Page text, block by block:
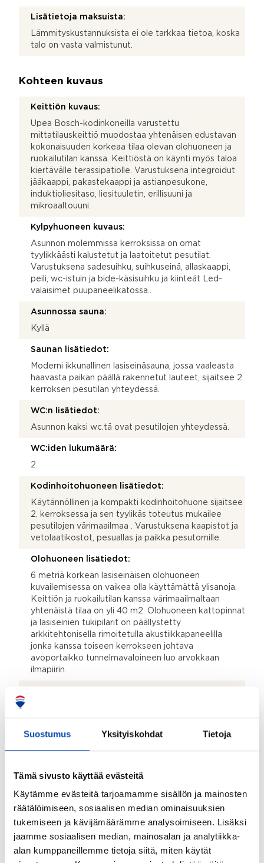
Suostumus Yksityiskohdat Tietoja
Tämä sivusto käyttää evästeitä
Käytämme evästeitä tarjoamamme sisällön ja mainosten
räätälöimiseen, sosiaalisen median ominaisuuksien
tukemiseen ja kävijämäärämme analysoimiseen. Lisäksi
jaamme sosiaalisen median, mainosalan ja analytiikka-
alan kumppaneillemme tietoja siitä, miten käytät
Lisätietoja maksuista:
Lämmityskustannuksista ei ole tarkkaa tietoa, koska
talo on vasta valmistunut.
Kohteen kuvaus
Keittiön kuvaus:
Upea Bosch-kodinkoneilla varustettu
mittatilauskeittiö muodostaa yhtenäisen edustavan
kokonaisuuden korkeaa tilaa olevan olohuoneen ja
ruokailutilan kanssa. Keittiöstä on käynti myös taloa
kiertävälle terassipatiolle. Varustuksena integroidut
jääkaappi, pakastekaappi ja astianpesukone,
induktioliesitaso, liesituuletin, erillisuuni ja
mikroaaltouuni.
Kylpyhuoneen kuvaus:
Asunnon molemmissa kerroksissa on omat
tyylikkäästi kalustetut ja laatoitetut pesutilat.
Varustuksena sadesuihku, suihkuseinä, allaskaappi,
peili, wc-istuin ja bide-käsisuihku ja kiinteät Led-
valaisimet puupaneelikatossa..
Asunnossa sauna:
Kyllä
Saunan lisätiedot:
Moderni ikkunallinen lasiseinäsauna, jossa vaaleasta
haavasta paikan päällä rakennetut lauteet, sijaitsee 2.
kerroksen pesutilan yhteydessä.
WC:n lisätiedot:
Asunnon kaksi wc.tä ovat pesutilojen yhteydessä.
WC:iden lukumäärä:
2
Kodinhoitohuoneen lisätiedot:
Käytännöllinen ja kompakti kodinhoitohuone sijaitsee
2. kerroksessa ja sen tyylikäs toteutus mukailee
pesutilojen värimaailmaa . Varustuksena kaapistot ja
vetolaatikostot, pesuallas ja paikka pesutornille.
Olohuoneen lisätiedot:
6 metriä korkean lasiseinäisen olohuoneen
kuvailemisessa on vaikea olla käyttämättä ylisanoja.
Keittiön ja ruokailutilan kanssa värimaailmaltaan
yhtenäistä tilaa on yli 40 m2. Olohuoneen kattopinnat
ja lasiseinien tukipilarit on päällystetty
arkkitehtonisella rimoitetulla akustiikkapaneelilla
jonka kanssa toiseen kerrokseen johtava
avoportaikko tunnelmavaloineen luo arvokkaan
ilmapiirin.
tilaa, jotka tarvittaessa toimivat myös työhuoneina tai
kotitoimistoina. Makuuhuoneet on ajatuksella
5
Muut tilat:
Perinteisten asuintilojen lisäksi sisään tultaessa on iso
eteisaula ja tekninen tila. Myös 2. kerroksessa on